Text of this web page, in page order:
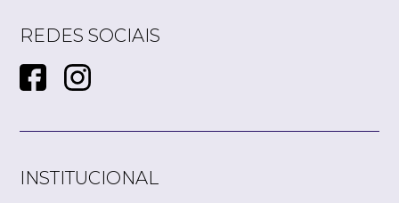
REDES SOCIAIS
INSTITUCIONAL